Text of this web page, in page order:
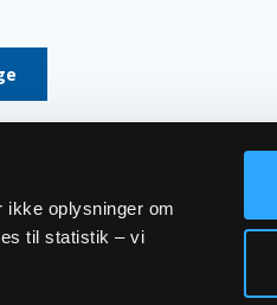
ikke oplysninger om
til statistik – vi